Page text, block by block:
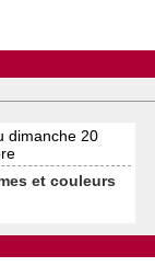
dimanche 20
et couleurs